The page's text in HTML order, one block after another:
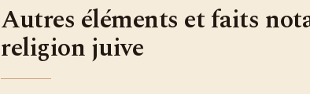
Autres éléments et faits
religion juive